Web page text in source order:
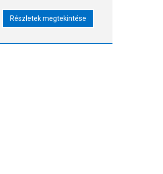
háromfokozatú működési mód,
és optikai kábelek. 3 .
Részletek megtekintése